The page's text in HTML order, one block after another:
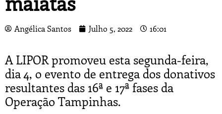
Angélica Santos Julho 5, 2022 16:01
A LIPOR promoveu esta segunda-feira,
dia 4, o evento de entrega dos donativos
resultantes das 16ª e 17ª fases da
Operação Tampinhas.